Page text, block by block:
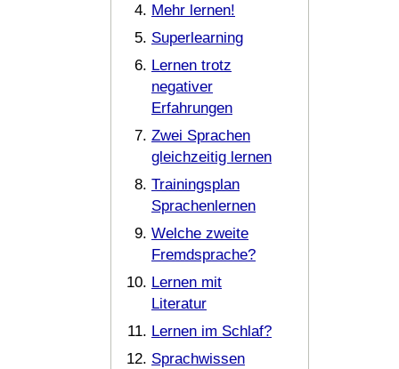
Mehr lernen!
Superlearning
Lernen trotz
negativer
Erfahrungen
Zwei Sprachen
gleichzeitig lernen
Trainingsplan
Sprachenlernen
Welche zweite
Fremdsprache?
Lernen mit
Literatur
Lernen im Schlaf?
Sprachwissen